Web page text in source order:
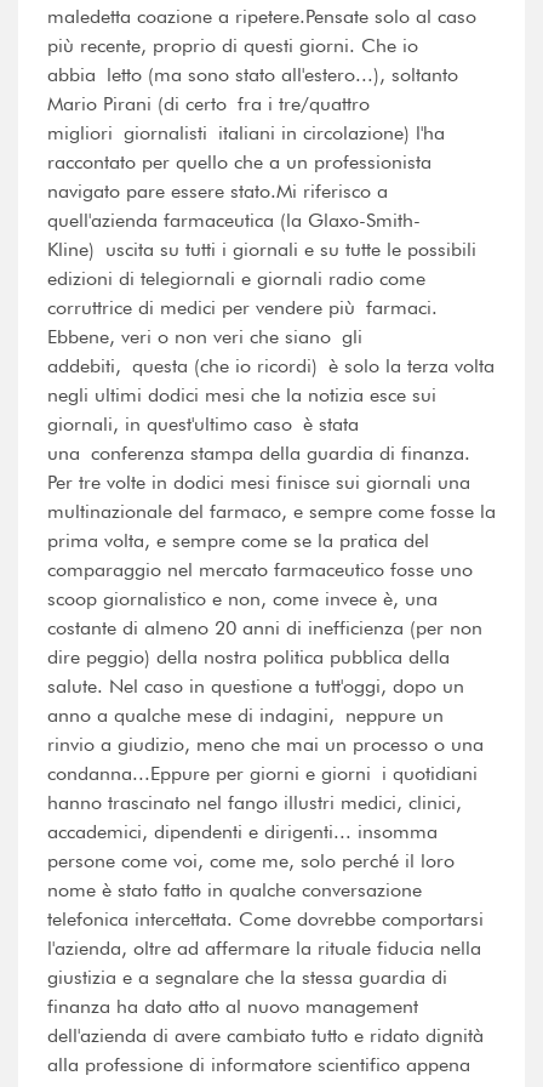
maledetta coazione a ripetere.Pensate solo al caso
più recente, proprio di questi giorni. Che io
abbia letto (ma sono stato all'estero...), soltanto
Mario Pirani (di certo fra i tre/quattro
migliori giornalisti italiani in circolazione) l'ha
raccontato per quello che a un professionista
navigato pare essere stato.Mi riferisco a
quell'azienda farmaceutica (la Glaxo-Smith-
Kline) uscita su tutti i giornali e su tutte le possibili
edizioni di telegiornali e giornali radio come
corruttrice di medici per vendere più farmaci.
Ebbene, veri o non veri che siano gli
addebiti, questa (che io ricordi) è solo la terza volta
negli ultimi dodici mesi che la notizia esce sui
giornali, in quest'ultimo caso è stata
una conferenza stampa della guardia di finanza.
Per tre volte in dodici mesi finisce sui giornali una
multinazionale del farmaco, e sempre come fosse la
prima volta, e sempre come se la pratica del
comparaggio nel mercato farmaceutico fosse uno
scoop giornalistico e non, come invece è, una
costante di almeno 20 anni di inefficienza (per non
dire peggio) della nostra politica pubblica della
salute. Nel caso in questione a tutt'oggi, dopo un
anno a qualche mese di indagini, neppure un
rinvio a giudizio, meno che mai un processo o una
condanna...Eppure per giorni e giorni i quotidiani
hanno trascinato nel fango illustri medici, clinici,
accademici, dipendenti e dirigenti... insomma
persone come voi, come me, solo perché il loro
nome è stato fatto in qualche conversazione
telefonica intercettata. Come dovrebbe comportarsi
l'azienda, oltre ad affermare la rituale fiducia nella
giustizia e a segnalare che la stessa guardia di
finanza ha dato atto al nuovo management
dell'azienda di avere cambiato tutto e ridato dignità
alla professione di informatore scientifico appena